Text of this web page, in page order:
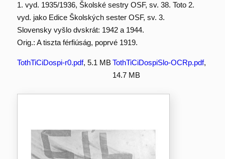
1. vyd. 1935/1936, Školské sestry OSF, sv. 38. Toto 2.
vyd. jako Edice Školských sester OSF, sv. 3.
Slovensky vyšlo dvskrát: 1942 a 1944.
Orig.: A tiszta férfiúság, poprvé 1919.
TothTiCiDospi-r0.pdf, 5.1 MB TothTiCiDospiSlo-OCRp.pdf,
14.7 MB